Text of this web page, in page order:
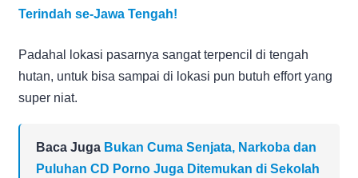
Terindah se-Jawa Tengah!
Padahal lokasi pasarnya sangat terpencil di tengah
hutan, untuk bisa sampai di lokasi pun butuh effort yang
super niat.
Baca Juga Bukan Cuma Senjata, Narkoba dan
Puluhan CD Porno Juga Ditemukan di Sekolah